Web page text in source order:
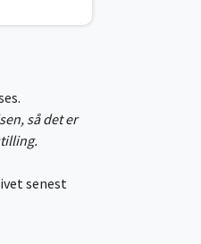
så det er
senest